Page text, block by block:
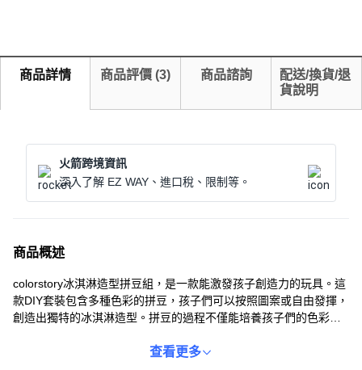
商品詳情 商品評價 (3) 商品諮詢
配送/換貨/退
貨說明
火箭跨境資訊
深入了解 EZ WAY、進口稅、限制等。
商品概述
colorstory冰淇淋造型拼豆組，是一款能激發孩子創造力的玩具。這
款DIY套裝包含多種色彩的拼豆，孩子們可以按照圖案或自由發揮，
創造出獨特的冰淇淋造型。拼豆的過程不僅能培養孩子們的色彩感
草、Tok Tok冰淇淋、巧克力漿果、薄荷巧克力四種口味造型，讓孩
查看更多